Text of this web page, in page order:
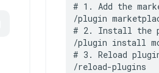
# 1. Add the
/plugin
# 2. Install the
/plugin install
# 3. Reload
/reload-plugins